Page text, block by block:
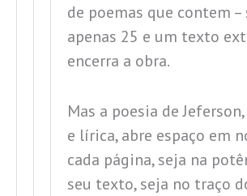
de poemas que contem –
apenas 25 e um texto
encerra a obra.
Mas a poesia de
e lírica, abre espaço em
cada página, seja na
seu texto, seja no traço